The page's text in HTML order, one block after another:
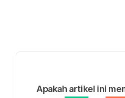
Apakah artikel ini